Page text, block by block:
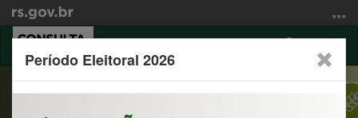
para
conteúdo
a
Abrir
busca
do
Período Eleitoral 2026